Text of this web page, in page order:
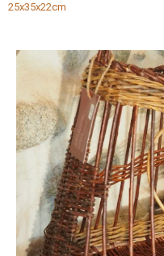
25x35x22cm